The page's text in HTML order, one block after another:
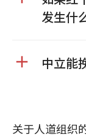
发生什
中立能
关于人道组织